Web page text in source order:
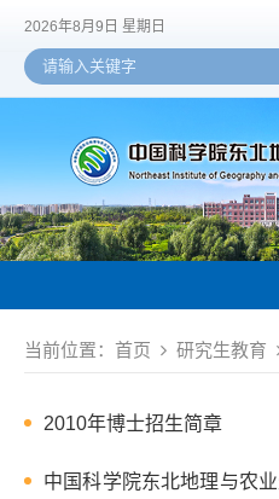
2026年8月9日 星期日
当前位置： 首页 研究生教育
2010年博士招生简章
中国科学院东北地理与农